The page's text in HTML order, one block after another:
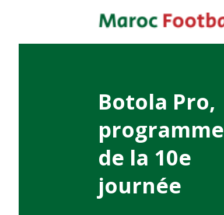
Botola Pro,
programme
de la 10e
journée